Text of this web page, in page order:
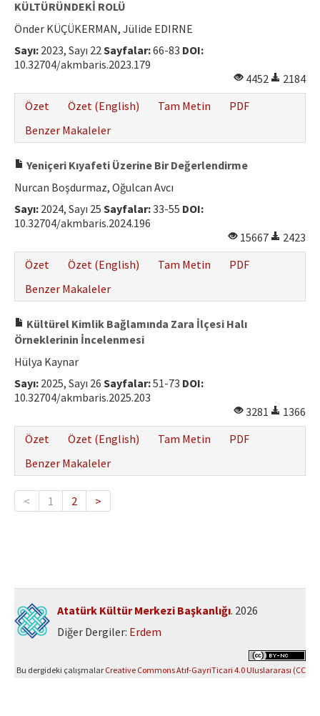
KÜLTÜRÜNDEKİ ROLÜ
Önder KÜÇÜKERMAN, Jülide EDIRNE
Sayı: 2023, Sayı 22Sayfalar:66-83 DOI:
10.32704/akmbaris.2023.179
4452
2184
Özet
Özet (English) Tam Metin
PDF
Benzer Makaleler
Yeniçeri Kıyafeti Üzerine Bir Değerlendirme
Nurcan Boşdurmaz, Oğulcan Avcı
Sayı: 2024, Sayı 25 Sayfalar:33-55 DOI:
10.32704/akmbaris.2024.196
15667
2423
Özet
Özet (English) Tam Metin
PDF
Benzer Makaleler
Kültürel Kimlik Bağlamında Zara İlçesi Halı
Örneklerinin İncelenmesi
Hülya Kaynar
Sayı: 2025, Sayı 26 Sayfalar:51-73 DOI:
10.32704/akmbaris.2025.203
3281
1366
Özet
Özet (English) Tam Metin
PDF
Benzer Makaleler
< 1 2 >
Atatürk Kültür Merkezi Başkanlığı. 2026
Diğer Dergiler: Erdem
Bu dergideki çalışmalar Creative Commons Atıf-GayriTicari 4.0 Uluslararası (CC